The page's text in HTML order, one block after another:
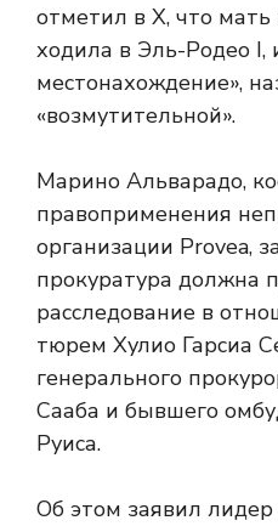
отметил в X, что мать
ходила в Эль-Родео I,
местонахождение»,
«возмутительной».
Марино Альварадо,
правоприменения
организации Provea,
прокуратура должна
расследование в
тюрем Хулио Гарсиа
генерального
Сааба и бывшего
Руиса.
Об этом заявил